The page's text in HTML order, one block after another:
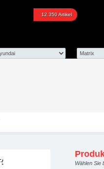
Matrix
12.350 Artikel
Wählen Sie